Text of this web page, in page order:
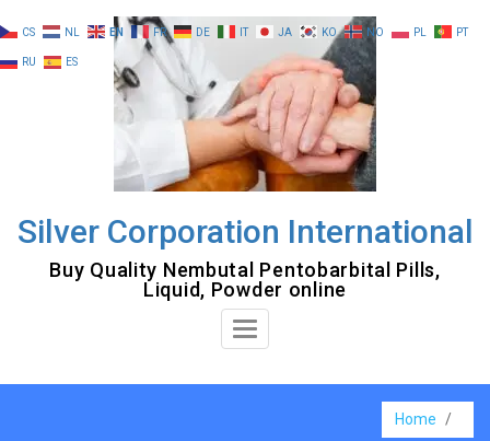
to
content
Silver Corporation International
Buy Quality Nembutal Pentobarbital Pills,
Liquid, Powder online
Toggle
Home /
CS NL EN FR DE IT JA KO NO PL PT
RU ES